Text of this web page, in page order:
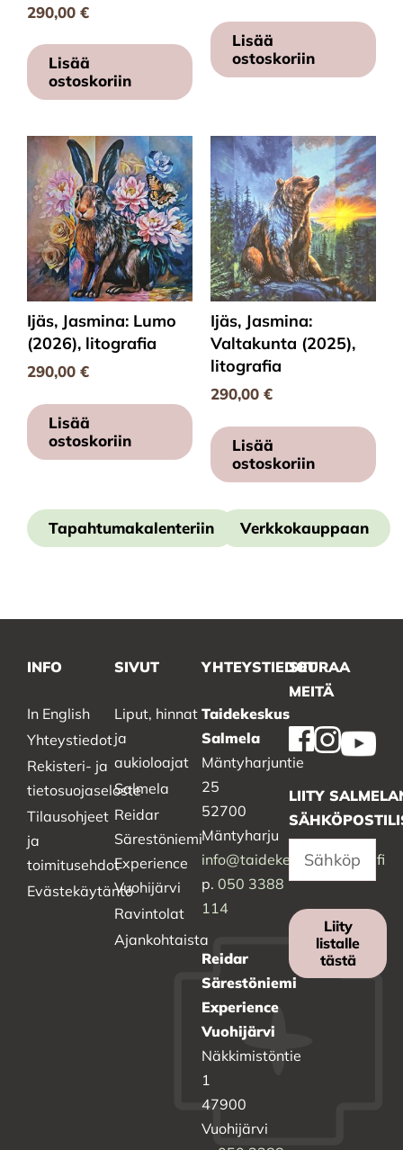
290,00 €
Lisää
ostoskoriin
Lisää
ostoskoriin
Ijäs, Jasmina: Lumo
(2026), litografia
290,00 €
Lisää
ostoskoriin
Ijäs, Jasmina:
Valtakunta (2025),
litografia
290,00 €
Lisää
ostoskoriin
Tapahtumakalenteriin Verkkokauppaan
INFO
In English
Yhteystiedot
Rekisteri- ja
tietosuojaseloste
Tilausohjeet
ja
toimitusehdot
Evästekäytäntö
SIVUT
Liput, hinnat
ja
aukioloajat
Salmela
Reidar
Särestöniemi
Experience
Vuohijärvi
Ravintolat
Ajankohtaista
YHTEYSTIEDOT
Taidekeskus
Salmela
Mäntyharjuntie
25
52700
Mäntyharju
info@taidekeskussalmela.fi
p. 050 3388
114
Reidar
Särestöniemi
Experience
Vuohijärvi
Näkkimistöntie
1
47900
Vuohijärvi
SEURAA
MEITÄ
LIITY
Liity
listalle
tästä